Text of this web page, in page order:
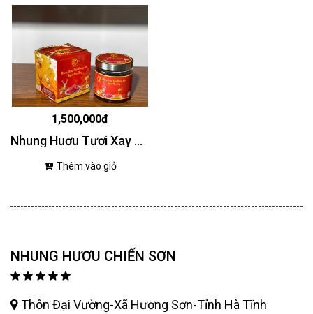
1,500,000đ
Nhung Huơu Tươi Xay Nhuyễn Ngâm Mật Ong
Thêm vào giỏ
NHUNG HƯƠU CHIẾN SƠN
Thôn Đại Vường-Xã Hương Sơn-Tỉnh Hà Tĩnh